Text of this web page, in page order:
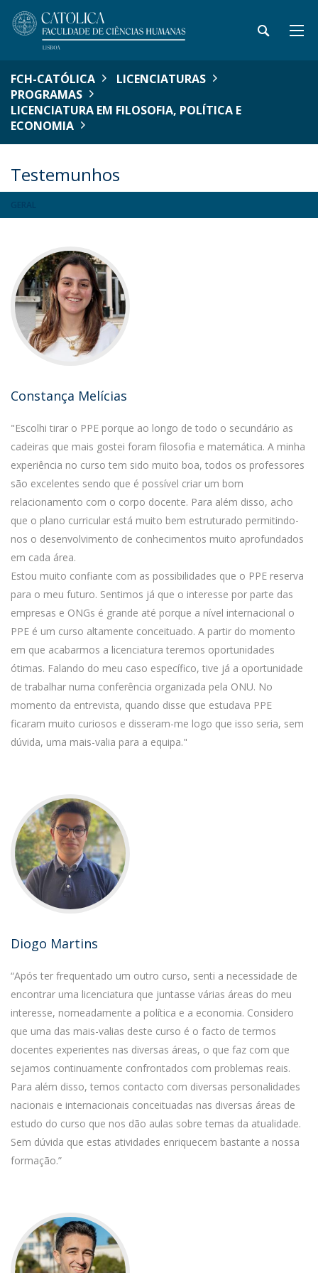
FCH-CATÓLICA
LICENCIATURAS
PROGRAMAS
LICENCIATURA EM FILOSOFIA, POLÍTICA E
ECONOMIA
Testemunhos
Constança Melícias
"Escolhi tirar o PPE porque ao longo de todo o secundário as
cadeiras que mais gostei foram filosofia e matemática. A minha
experiência no curso tem sido muito boa, todos os professores
são excelentes sendo que é possível criar um bom
relacionamento com o corpo docente. Para além disso, acho
que o plano curricular está muito bem estruturado permitindo-
nos o desenvolvimento de conhecimentos muito aprofundados
em cada área.
Estou muito confiante com as possibilidades que o PPE reserva
para o meu futuro. Sentimos já que o interesse por parte das
empresas e ONGs é grande até porque a nível internacional o
PPE é um curso altamente conceituado. A partir do momento
em que acabarmos a licenciatura teremos oportunidades
ótimas. Falando do meu caso específico, tive já a oportunidade
de trabalhar numa conferência organizada pela ONU. No
momento da entrevista, quando disse que estudava PPE
ficaram muito curiosos e disseram-me logo que isso seria, sem
dúvida, uma mais-valia para a equipa."
Diogo Martins
“Após ter frequentado um outro curso, senti a necessidade de
encontrar uma licenciatura que juntasse várias áreas do meu
interesse, nomeadamente a política e a economia. Considero
que uma das mais-valias deste curso é o facto de termos
docentes experientes nas diversas áreas, o que faz com que
sejamos continuamente confrontados com problemas reais.
Para além disso, temos contacto com diversas personalidades
nacionais e internacionais conceituadas nas diversas áreas de
estudo do curso que nos dão aulas sobre temas da atualidade.
Sem dúvida que estas atividades enriquecem bastante a nossa
formação.”